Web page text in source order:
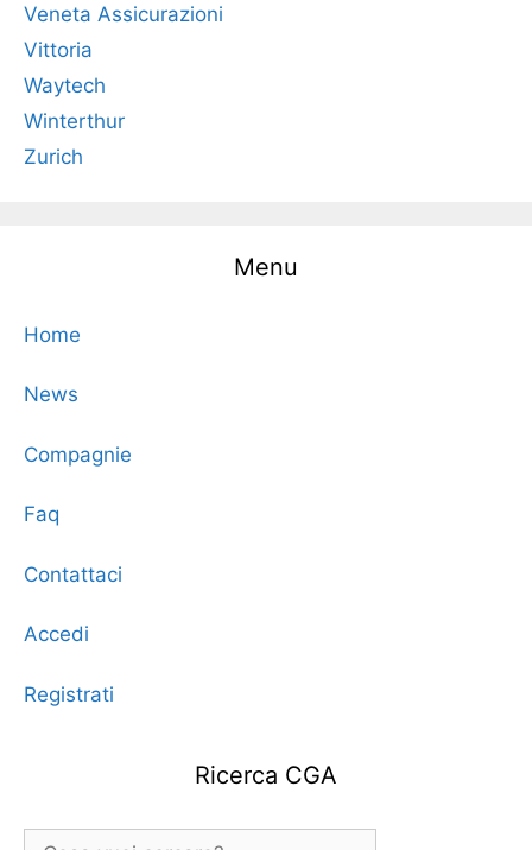
Veneta Assicurazioni
Vittoria
Waytech
Winterthur
Zurich
Menu
Home
News
Compagnie
Faq
Contattaci
Accedi
Registrati
Ricerca CGA